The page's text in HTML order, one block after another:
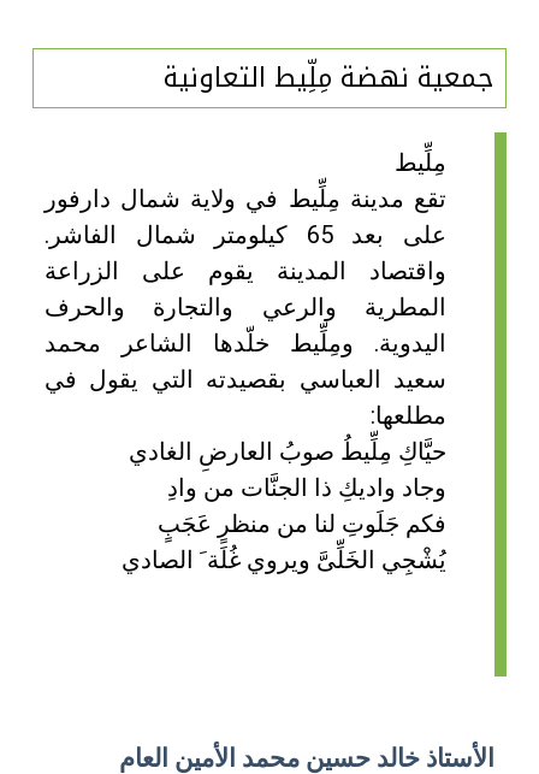
جمعية نهضة مِلِّيط التعاونية
مِلِّيط
تقع مدينة مِلِّيط في ولاية شمال دارفور
على بعد 65 كيلومتر شمال الفاشر.
واقتصاد المدينة يقوم على الزراعة
المطرية والرعي والتجارة والحرف
اليدوية. ومِلِّيط خلّدها الشاعر محمد
سعيد العباسي بقصيدته التي يقول في
مطلعها:
حيَّاكِ مِلِّيطُ صوبُ العارضِ الغادي
وجاد واديكِ ذا الجنَّات من وادِ
فكم جَلَوتِ لنا من منظرٍ عَجَبٍ
يُشْجِي الخَلِّىَّ ويروي غُلَة َ الصادي
الأستاذ خالد حسين محمد الأمين العام